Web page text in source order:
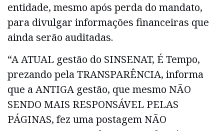
entidade, mesmo após perda do mandato,
para divulgar informações financeiras que
ainda serão auditadas.
“A ATUAL gestão do SINSENAT, É Tempo,
prezando pela TRANSPARÊNCIA, informa
que a ANTIGA gestão, que mesmo NÃO
SENDO MAIS RESPONSÁVEL PELAS
PÁGINAS, fez uma postagem NÃO